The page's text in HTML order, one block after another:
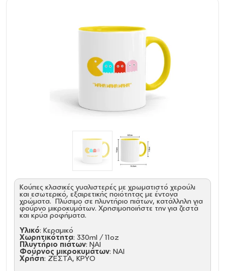
Κούπες κλασικές γυαλιστερές με χρωματιστό χερούλι
και εσωτερικό, εξαιρετικής ποιότητας με έντονα
χρώματα. Πλύσιμο σε πλυντήριο πιάτων, κατάλληλη για
φούρνο μικροκυμάτων. Χρησιμοποιήστε την για ζεστά
και κρύα ροφήματα.
Υλικό: Κεραμικό
Χωρητικότητα: 330ml / 11oz
Πλυντήριο πιάτων: ΝΑΙ
Φούρνος μικροκυμάτων: ΝΑΙ
Χρήση: ΖΕΣΤΑ, ΚΡΥΟ